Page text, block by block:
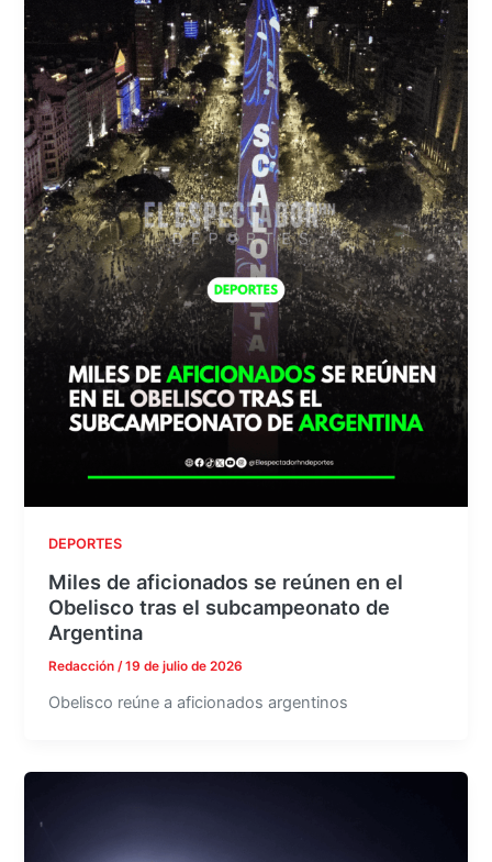
DEPORTES
Miles de aficionados se reúnen en el
Obelisco tras el subcampeonato de
Argentina
Redacción/19 de julio de 2026
Obelisco reúne a aficionados argentinos